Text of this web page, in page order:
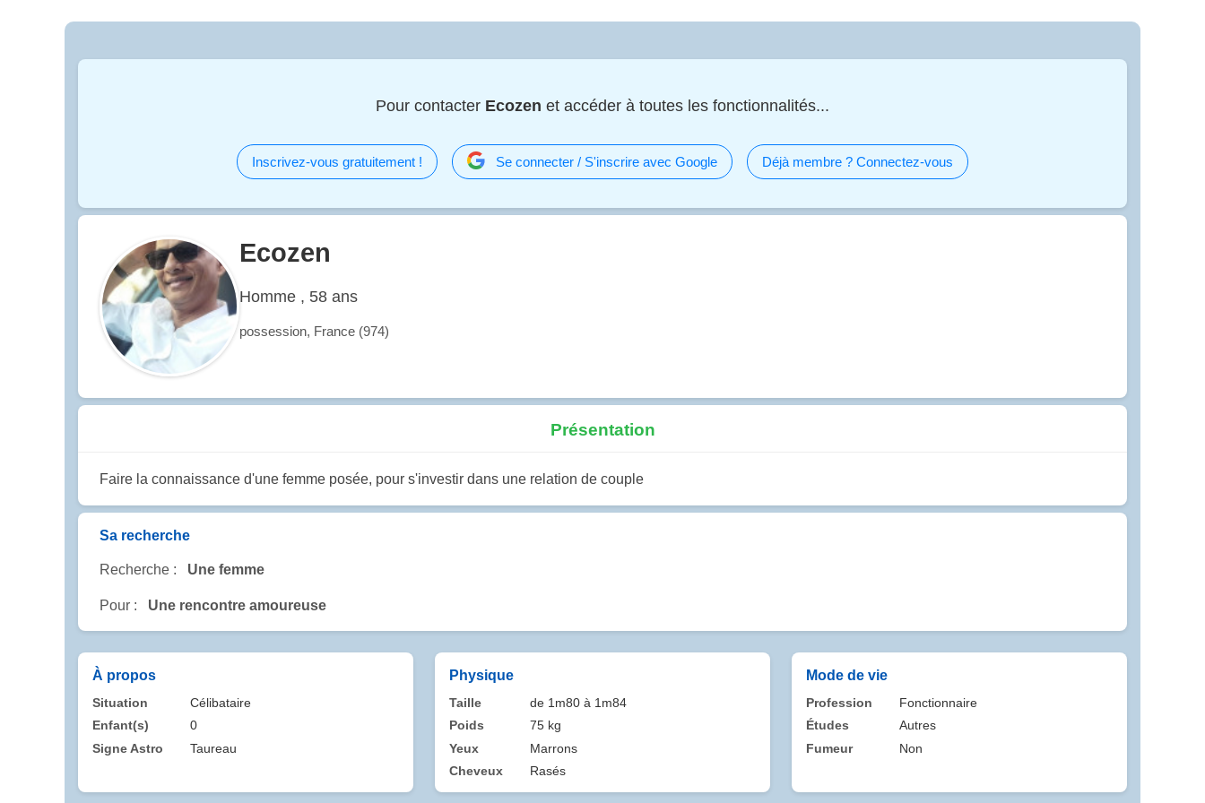
Pour contacter Ecozen et accéder à toutes les fonctionnalités...
Inscrivez-vous gratuitement ! Se connecter / S'inscrire avec Google Déjà membre ? Connectez-vous
Ecozen
Homme , 58 ans
possession, France (974)
Présentation
Faire la connaissance d'une femme posée, pour s'investir dans une relation de couple
Sa recherche
Recherche : Une femme
Pour : Une rencontre amoureuse
À propos
Situation
Célibataire
Enfant(s)
0
Signe Astro
Taureau
Physique
Taille
de 1m80 à 1m84
Poids
75 kg
Yeux
Marrons
Cheveux
Rasés
Mode de vie
Profession
Fonctionnaire
Études
Autres
Fumeur
Non